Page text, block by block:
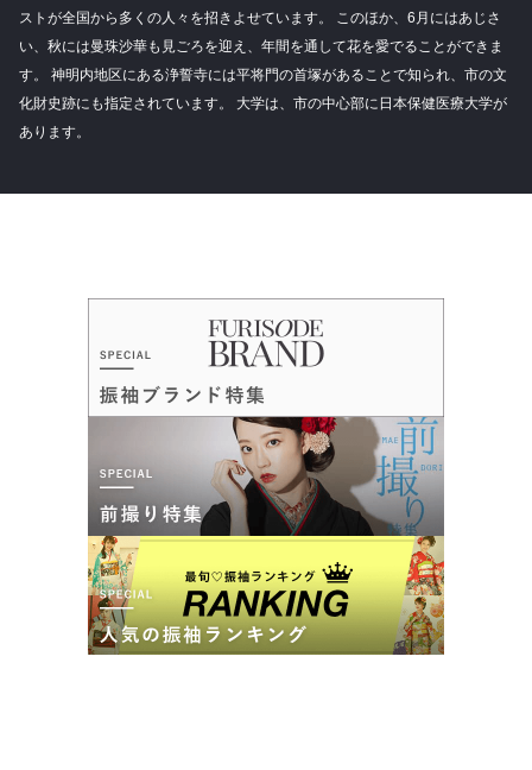
ストが全国から多くの人々を招きよせています。 このほか、6月にはあじさ
い、秋には曼珠沙華も見ごろを迎え、年間を通して花を愛でることができま
す。 神明内地区にある浄誓寺には平将門の首塚があることで知られ、市の文
化財史跡にも指定されています。 大学は、市の中心部に日本保健医療大学が
あります。